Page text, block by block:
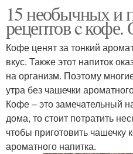
15 необычных и
рецептов c кофе.
Кофе ценят за тонкий
вкус. Также этот напиток
на организм. Поэтому
утра без чашечки
Кофе – это замечательный
дома, то стоит потратить
чтобы приготовить чашечку
ароматного напитка.